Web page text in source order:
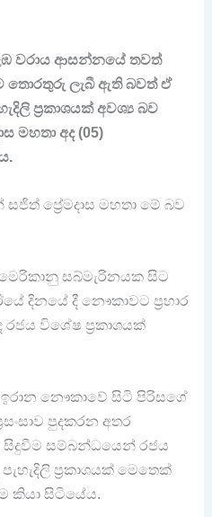
වරාය ආසන්නයේ තවත්
තොරතුරු ලැබී ඇති බවත් ඒ
ප්‍රකාශයක් අවශ්‍ය බව
මහතා අද (05)
ප්‍රේමදාස මහතා මේ බව
සබ්මැරිනයක සිට
දිනයේ දී නෞකාවට ප්‍රහාර
විශේෂ ප්‍රකාශයක්
ඉරාන නෞකාවේ සිටි පිරිසගේ
පුදකරන අතර
සිදුවීම සම්බන්ධයෙන් රජය
ප්‍රකාශයක් මෙතෙක්
කියා සිටියේය.